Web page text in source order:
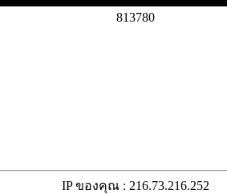
813780
IP ของคุณ : 216.73.216.252